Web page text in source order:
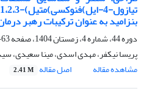
بنزامید به عنوان ترکیبات رهبر
دوره 44، شماره 4، زمستان 1404، صفحه
63-72
پریسا نیکفر، مهدی اسدی، مینا سعیدی،
مشاهده مقاله
اصل مقاله 2.41 M